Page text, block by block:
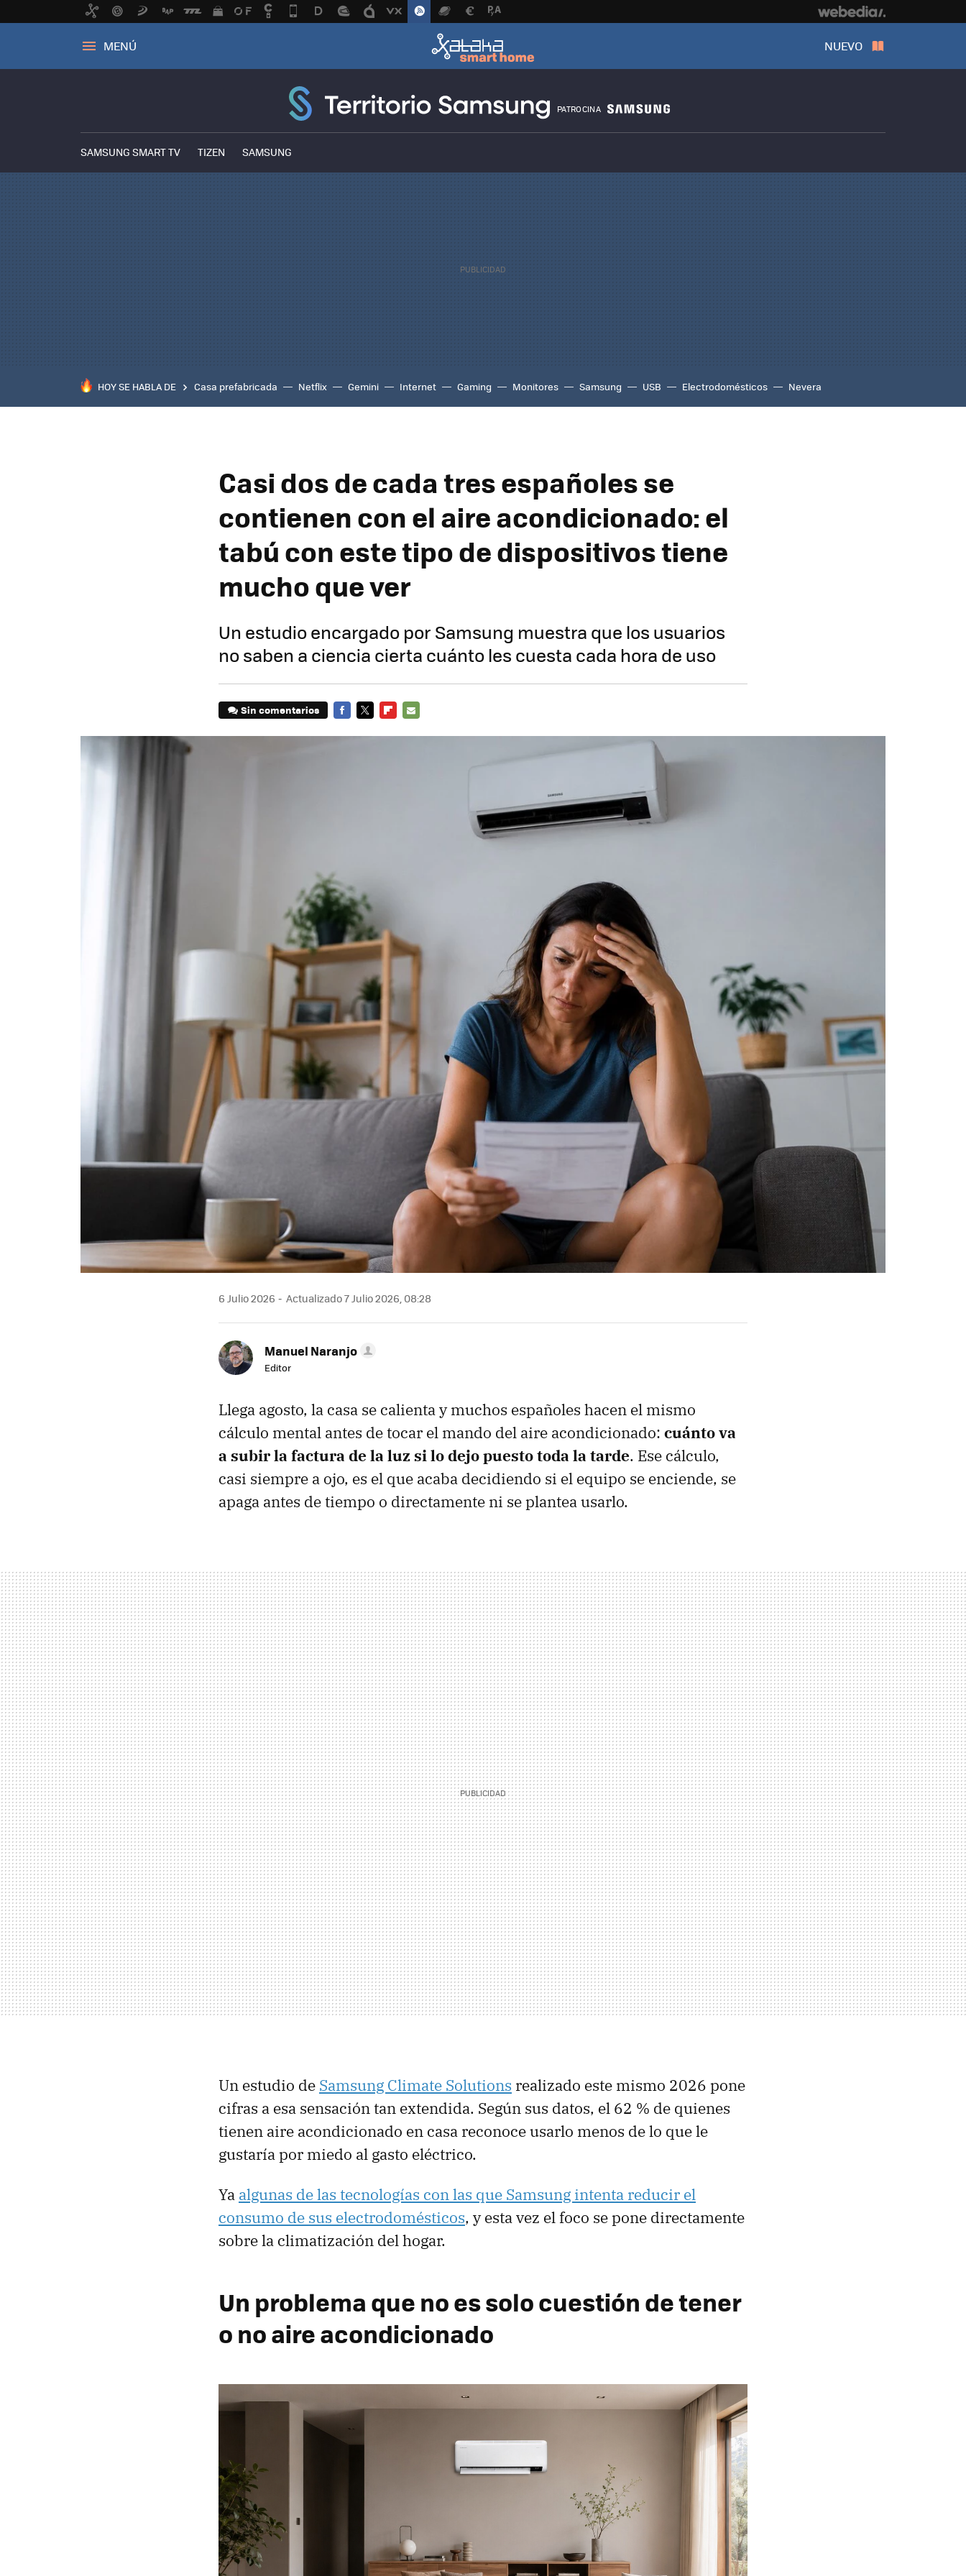
MENÚ NUEVO
PATROCINA
SAMSUNG SMART TV TIZEN SAMSUNG
HOY SE HABLA DE Casa prefabricada Netflix Gemini Internet Gaming Monitores Samsung USB Electrodomésticos Nevera
Casi dos de cada tres españoles se
contienen con el aire acondicionado: el
tabú con este tipo de dispositivos tiene
mucho que ver
Un estudio encargado por Samsung muestra que los usuarios
no saben a ciencia cierta cuánto les cuesta cada hora de uso
Sin comentarios
6 Julio 2026 Actualizado 7 Julio 2026, 08:28
Manuel Naranjo
Editor
Llega agosto, la casa se calienta y muchos españoles hacen el mismo
cálculo mental antes de tocar el mando del aire acondicionado: cuánto va
a subir la factura de la luz si lo dejo puesto toda la tarde. Ese cálculo,
casi siempre a ojo, es el que acaba decidiendo si el equipo se enciende, se
apaga antes de tiempo o directamente ni se plantea usarlo.
Un estudio de Samsung Climate Solutions realizado este mismo 2026 pone
cifras a esa sensación tan extendida. Según sus datos, el 62 % de quienes
tienen aire acondicionado en casa reconoce usarlo menos de lo que le
gustaría por miedo al gasto eléctrico.
Ya algunas de las tecnologías con las que Samsung intenta reducir el
consumo de sus electrodomésticos, y esta vez el foco se pone directamente
sobre la climatización del hogar.
Un problema que no es solo cuestión de tener
o no aire acondicionado